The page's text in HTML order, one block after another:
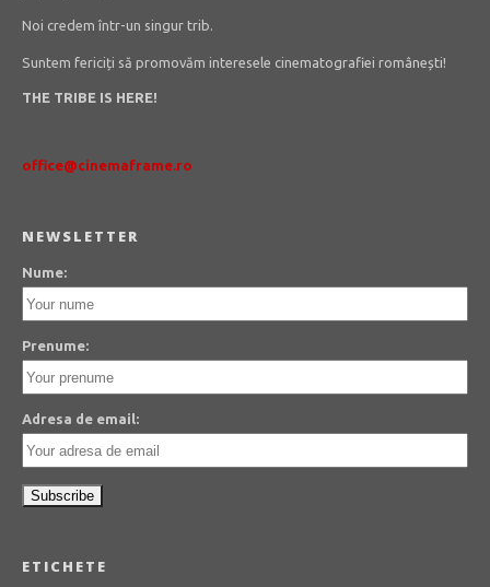
Noi credem într-un singur trib.
Suntem fericiți să promovăm interesele cinematografiei românești!
THE TRIBE IS HERE!
office@cinemaframe.ro
NEWSLETTER
Nume:
Prenume:
Adresa de email:
ETICHETE